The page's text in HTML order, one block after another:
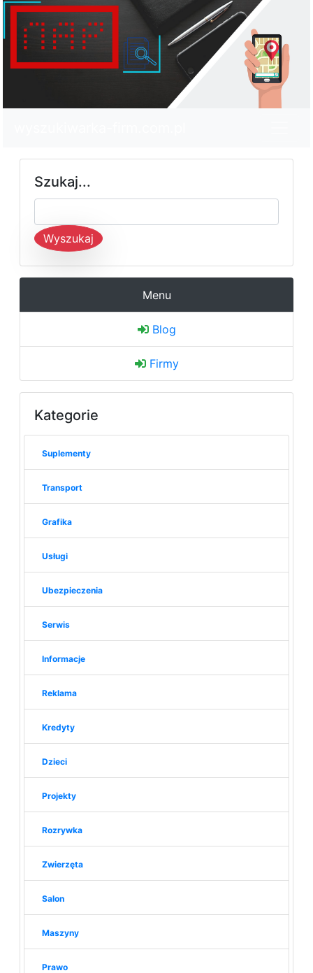
Szukaj...
Wyszukaj
Menu
Blog
Firmy
Kategorie
Suplementy
Transport
Grafika
Usługi
Ubezpieczenia
Serwis
Informacje
Reklama
Kredyty
Dzieci
Projekty
Rozrywka
Zwierzęta
Salon
Maszyny
Prawo